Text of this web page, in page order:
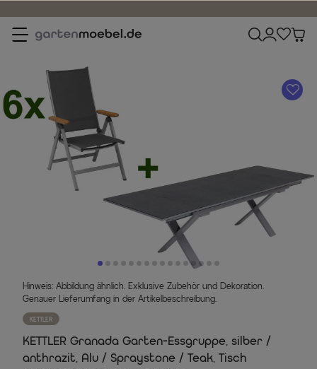
A
Hinweis: Abbildung ähnlich. Exklusive Zubehör und Dekoration.
Genauer Lieferumfang in der Artikelbeschreibung.
KETTLER
KETTLER Granada Garten-Essgruppe, silber /
anthrazit, Alu / Spraystone / Teak, Tisch